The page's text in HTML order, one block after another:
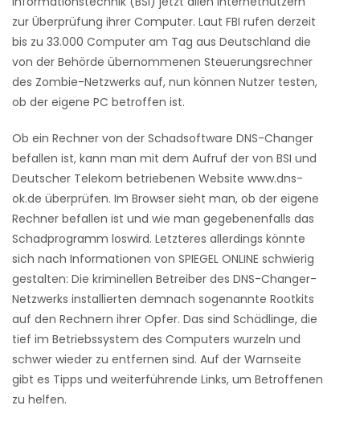
zur Überprüfung ihrer Computer. Laut FBI rufen derzeit
bis zu 33.000 Computer am Tag aus Deutschland die
von der Behörde übernommenen Steuerungsrechner
des Zombie-Netzwerks auf, nun können Nutzer testen,
ob der eigene PC betroffen ist.
Ob ein Rechner von der Schadsoftware DNS-Changer
befallen ist, kann man mit dem Aufruf der von BSI und
Deutscher Telekom betriebenen Website www.dns-
ok.de überprüfen. Im Browser sieht man, ob der eigene
Rechner befallen ist und wie man gegebenenfalls das
Schadprogramm loswird. Letzteres allerdings könnte
sich nach Informationen von SPIEGEL ONLINE schwierig
gestalten: Die kriminellen Betreiber des DNS-Changer-
Netzwerks installierten demnach sogenannte Rootkits
auf den Rechnern ihrer Opfer. Das sind Schädlinge, die
tief im Betriebssystem des Computers wurzeln und
schwer wieder zu entfernen sind. Auf der Warnseite
gibt es Tipps und weiterführende Links, um Betroffenen
zu helfen.